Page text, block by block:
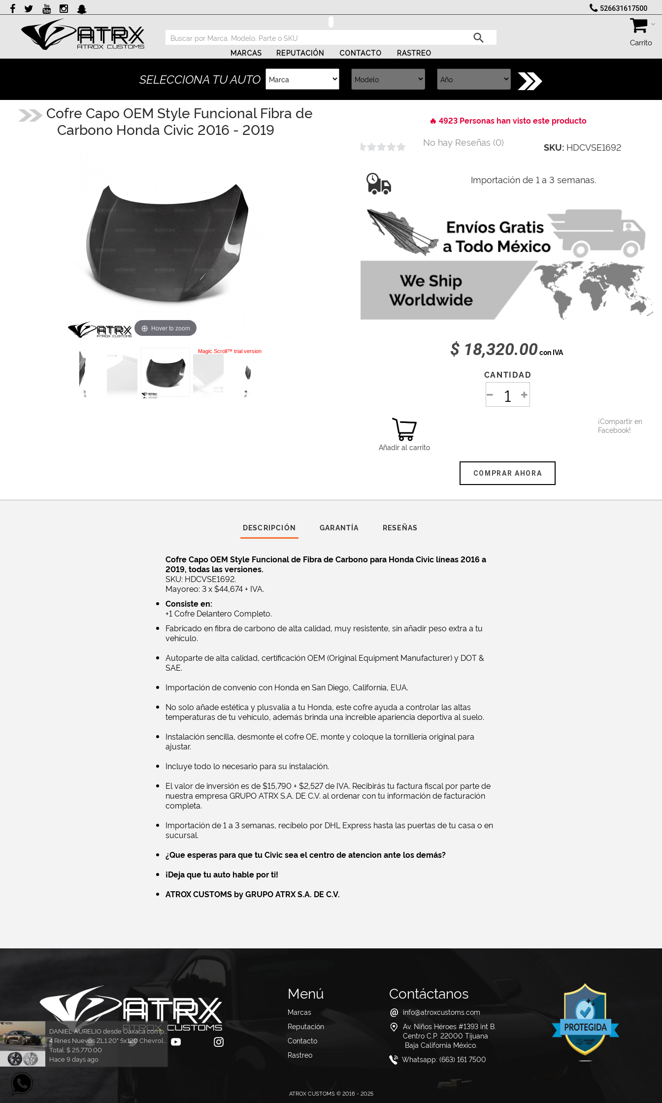
Marcas
Reputación
Contacto
Rastreo-
526631617500
MARCAS REPUTACIÓN CONTACTO RASTREO
Carrito
SELECCIONA TU AUTO
Cofre Capo OEM Style Funcional Fibra de
Carbono Honda Civic 2016 - 2019
Hover to zoom
Magic Scroll™ trial version
🔥 4923 Personas han visto este producto
No hay Reseñas (0) SKU: HDCVSE1692
Importación de 1 a 3 semanas.
$ 18,320.00con IVA
CANTIDAD
Añadir al carrito
¡Compartir en
Facebook!
COMPRAR AHORA
DESCRIPCIÓN GARANTÍA RESEÑAS
Cofre Capo OEM Style Funcional de Fibra de Carbono para Honda Civic líneas 2016 a
2019, todas las versiones.
SKU: HDCVSE1692.
Mayoreo: 3 x $44,674 + IVA.
Consiste en:
+1 Cofre Delantero Completo.
Fabricado en fibra de carbono de alta calidad, muy resistente, sin añadir peso extra a tu
vehículo.
Autoparte de alta calidad, certificación OEM (Original Equipment Manufacturer) y DOT &
SAE.
Importación de convenio con Honda en San Diego, California, EUA.
No solo añade estética y plusvalía a tu Honda, este cofre ayuda a controlar las altas
temperaturas de tu vehículo, además brinda una increíble apariencia deportiva al suelo.
Instalación sencilla, desmonte el cofre OE, monte y coloque la tornillería original para
ajustar.
Incluye todo lo necesario para su instalación.
El valor de inversión es de $15,790 + $2,527 de IVA. Recibirás tu factura fiscal por parte de
nuestra empresa GRUPO ATRX S.A. DE C.V. al ordenar con tu información de facturación
completa.
Importación de 1 a 3 semanas, recíbelo por DHL Express hasta las puertas de tu casa o en
sucursal.
¿Que esperas para que tu Civic sea el centro de atencion ante los demás?
¡Deja que tu auto hable por ti!
ATROX CUSTOMS by GRUPO ATRX S.A. DE C.V.
Menú
Marcas
Reputación
Contacto
Rastreo
Contáctanos
info@atroxcustoms.com
Av. Niños Héroes #1393 int B.
Centro C.P. 22000 Tijuana
Baja California México.
Whatsapp: (663) 161 7500
ATROX CUSTOMS © 2016 - 2025
Total: $ 25,770.00
Hace 9 days ago
×